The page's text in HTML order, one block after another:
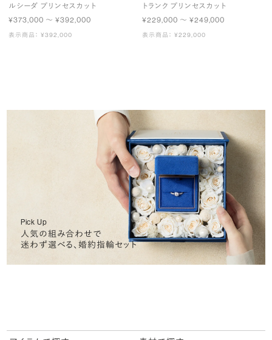
ルシーダ プリンセスカット
¥373,000 〜 ¥392,000
表示商品： ¥392,000
トランク プリンセスカット
¥229,000 〜 ¥249,000
表示商品： ¥229,000
Pick Up
人気の組み合わせで
迷わず選べる、婚約指輪セット